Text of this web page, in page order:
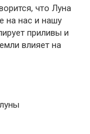
что Луна
на нас и нашу
приливы и
влияет на